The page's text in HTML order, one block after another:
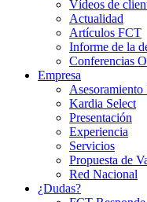
Vídeos de
Actualidad
Artículos FCT
Informe de la
Conferencias
Empresa
Kardia Select
Presentación
Experiencia
Servicios
Propuesta de
Red Nacional
¿Dudas?